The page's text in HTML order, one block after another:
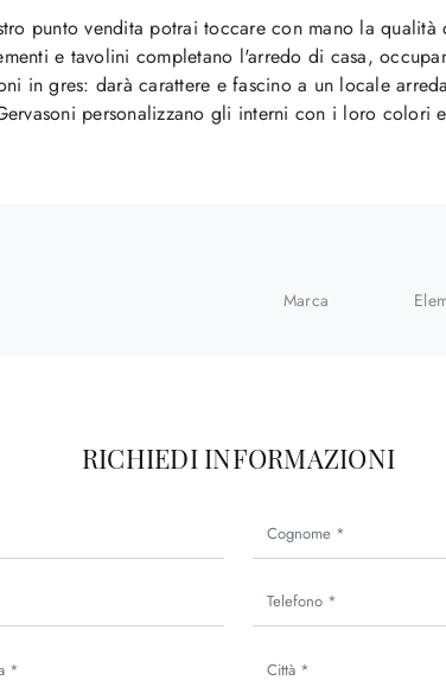
punto vendita potrai toccare con mano la
e tavolini completano l'arredo di casa,
in gres: darà carattere e fascino a un locale
personalizzano gli interni con i loro colori
Marca
RICHIEDI INFORMAZIONI